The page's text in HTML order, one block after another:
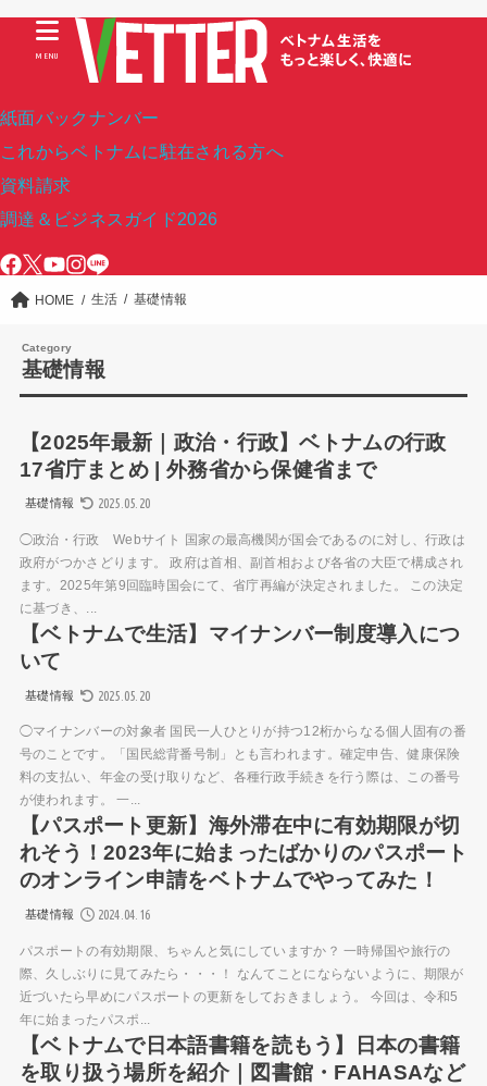
紙面バックナンバー
これからベトナムに駐在される方へ
資料請求
調達＆ビジネスガイド2026
MENU
HOME 生活 基礎情報
基礎情報
【2025年最新｜政治・行政】ベトナムの行政
17省庁まとめ | 外務省から保健省まで
基礎情報 2025.05.20
◯政治・行政 Webサイト 国家の最高機関が国会であるのに対し、行政は
政府がつかさどります。 政府は首相、副首相および各省の大臣で構成され
ます。2025年第9回臨時国会にて、省庁再編が決定されました。 この決定
に基づき、...
【ベトナムで生活】マイナンバー制度導入につ
いて
基礎情報 2025.05.20
◯マイナンバーの対象者 国民一人ひとりが持つ12桁からなる個人固有の番
号のことです。「国民総背番号制」とも言われます。確定申告、健康保険
料の支払い、年金の受け取りなど、各種行政手続きを行う際は、この番号
が使われます。 一...
【パスポート更新】海外滞在中に有効期限が切
れそう！2023年に始まったばかりのパスポート
のオンライン申請をベトナムでやってみた！
基礎情報 2024.04.16
パスポートの有効期限、ちゃんと気にしていますか？ 一時帰国や旅行の
際、久しぶりに見てみたら・・・！ なんてことにならないように、期限が
近づいたら早めにパスポートの更新をしておきましょう。 今回は、令和5
年に始まったパスポ...
【ベトナムで日本語書籍を読もう】日本の書籍
を取り扱う場所を紹介｜図書館・FAHASAなど